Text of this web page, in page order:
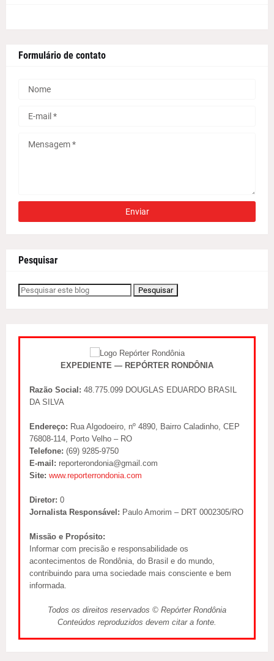
Formulário de contato
Pesquisar
EXPEDIENTE — REPÓRTER RONDÔNIA
Razão Social: 48.775.099 DOUGLAS EDUARDO BRASIL
DA SILVA
Endereço: Rua Algodoeiro, nº 4890, Bairro Caladinho, CEP
76808-114, Porto Velho – RO
Telefone: (69) 9285-9750
E-mail: reporterondonia@gmail.com
Site: www.reporterrondonia.com
Diretor: 0
Jornalista Responsável: Paulo Amorim – DRT 0002305/RO
Missão e Propósito:
Informar com precisão e responsabilidade os
acontecimentos de Rondônia, do Brasil e do mundo,
contribuindo para uma sociedade mais consciente e bem
informada.
Todos os direitos reservados © Repórter Rondônia
Conteúdos reproduzidos devem citar a fonte.